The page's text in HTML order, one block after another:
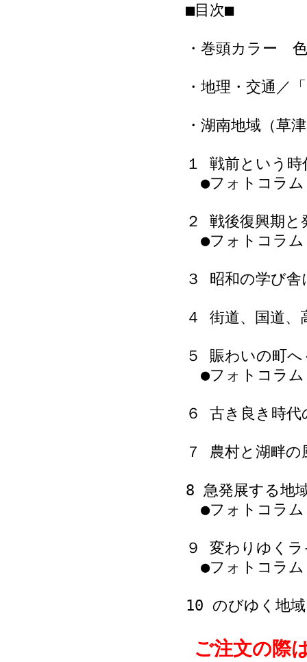
■目次■
・巻頭カラー
・地理・交通／
・湖南地域（草
１ 戦前という時
●フォトコラ
２ 戦後復興期と
●フォトコラ
３ 昭和の学び舎
４ 街道、国道、
５ 賑わいの町へ
●フォトコラ
６ 古き良き時
７ 農村と湖畔の
8 急発展する地
●フォトコラ
９ 変わりゆく
●フォトコラ
10 のびゆく地
ご注文の際